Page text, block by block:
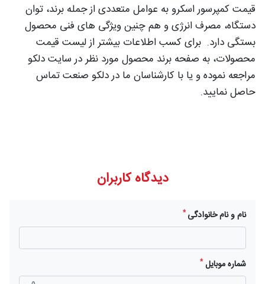
قیمت کمپرسور اسکرو به عوامل متعددی از جمله برند، توان
دستگاه، مصرف انرژی و هم چنین ویژگی های فنی محصول
بستگی دارد. برای کسب اطلاعات بیشتر از لیست قیمت
محصولات، به صفحه برند محصول مورد نظر در سایت دلکو
مراجعه نموده و یا با کارشناسان ما در دلکو صنعت تماس
حاصل نمایید.
دیدگاه کاربران
نام و نام خانوادگی*
شماره موبایل*